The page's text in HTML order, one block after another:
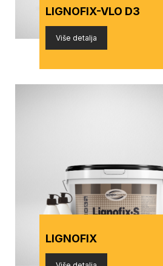
LIGNOFIX-VLO D3
Više detalja
LIGNOFIX